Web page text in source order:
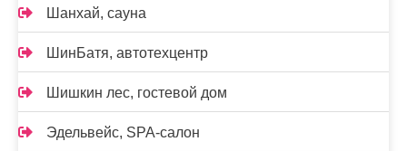
Шанхай, сауна
ШинБатя, автотехцентр
Шишкин лес, гостевой дом
Эдельвейс, SPA-салон